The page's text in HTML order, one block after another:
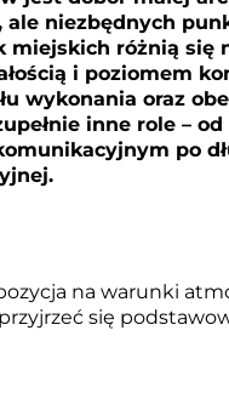
ale niezbędnych
miejskich różnią się
i poziomem
wykonania oraz
inne role –
po
na warunki
się